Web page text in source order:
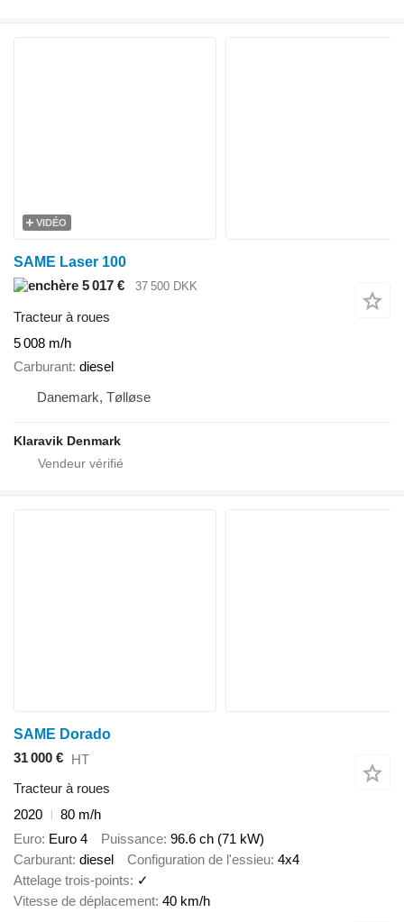
VIDÉO
SAME Laser 100
5 017 €
37 500 DKK
Tracteur à roues
5 008 m/h
Carburant diesel
Danemark, Tølløse
Klaravik Denmark
SAME Dorado
31 000 € HT
Tracteur à roues
2020
80 m/h
Euro Euro 4 Puissance 96.6 ch (71 kW)
Carburant diesel Configuration de l'essieu 4x4
Attelage trois-points
✓
Vitesse de déplacement 40 km/h